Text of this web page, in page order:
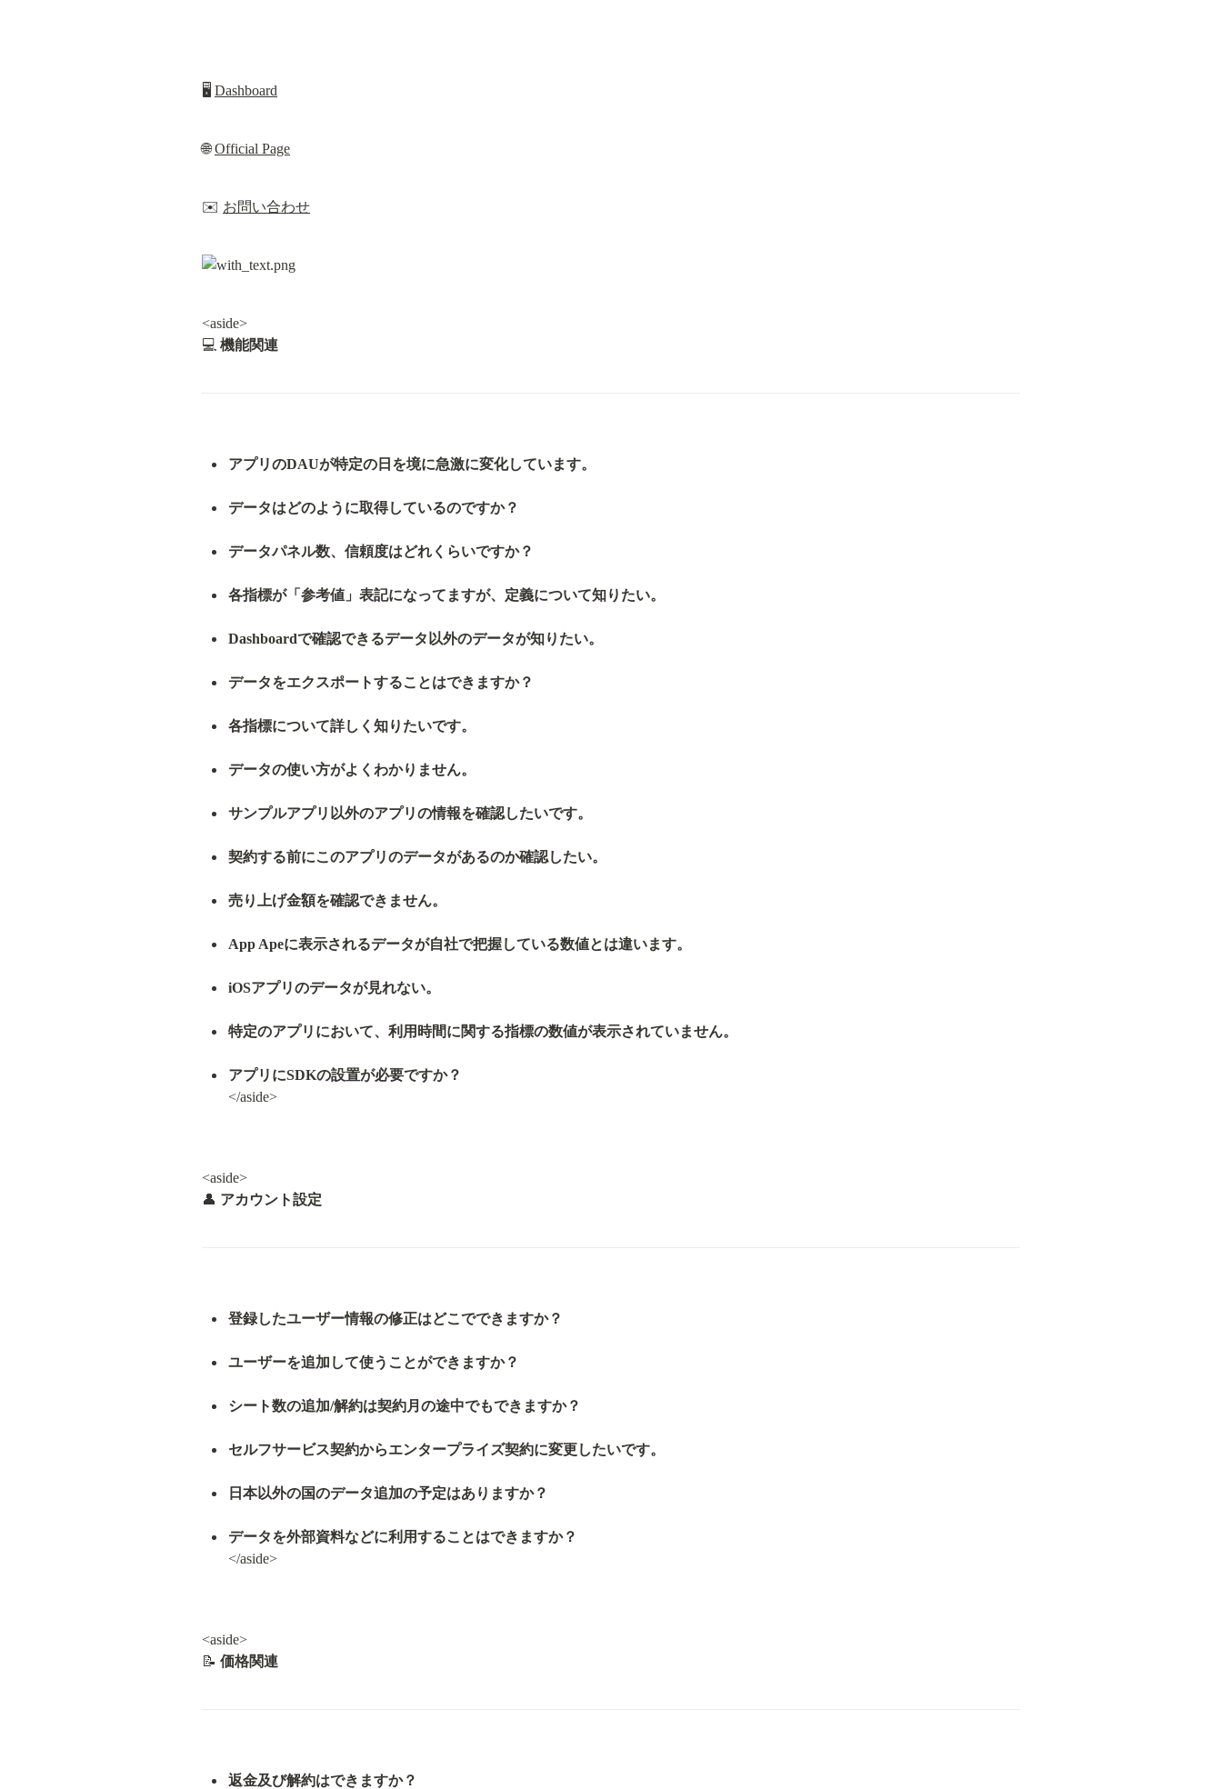
🖥️ Dashboard
🌐 Official Page
✉️ お問い合わせ
<aside>
💻 機能関連
アプリのDAUが特定の日を境に急激に変化しています。
データはどのように取得しているのですか？
データパネル数、信頼度はどれくらいですか？
各指標が「参考値」表記になってますが、定義について知りたい。
Dashboardで確認できるデータ以外のデータが知りたい。
データをエクスポートすることはできますか？
各指標について詳しく知りたいです。
データの使い方がよくわかりません。
サンプルアプリ以外のアプリの情報を確認したいです。
契約する前にこのアプリのデータがあるのか確認したい。
売り上げ金額を確認できません。
App Apeに表示されるデータが自社で把握している数値とは違います。
iOSアプリのデータが見れない。
特定のアプリにおいて、利用時間に関する指標の数値が表示されていません。
アプリにSDKの設置が必要ですか？
</aside>
<aside>
👤 アカウント設定
登録したユーザー情報の修正はどこでできますか？
ユーザーを追加して使うことができますか？
シート数の追加/解約は契約月の途中でもできますか？
セルフサービス契約からエンタープライズ契約に変更したいです。
日本以外の国のデータ追加の予定はありますか？
データを外部資料などに利用することはできますか？
</aside>
<aside>
📝 価格関連
返金及び解約はできますか？